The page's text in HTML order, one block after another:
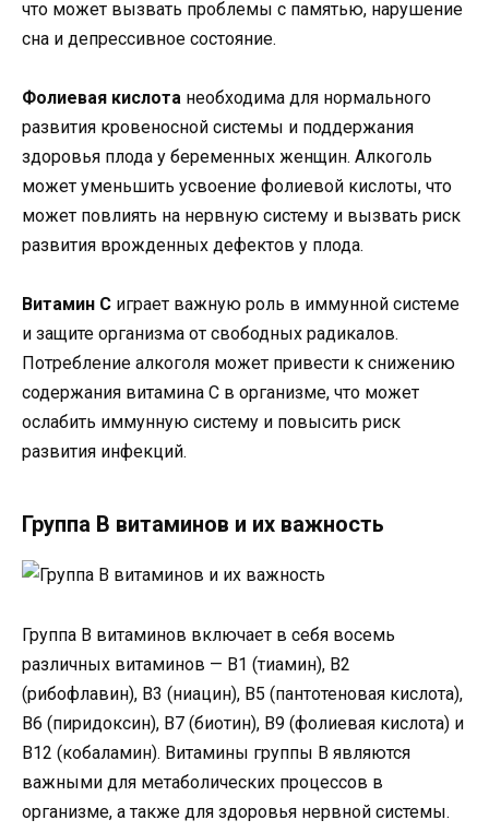
что может вызвать проблемы с памятью, нарушение
сна и депрессивное состояние.
Фолиевая кислота необходима для нормального
развития кровеносной системы и поддержания
здоровья плода у беременных женщин. Алкоголь
может уменьшить усвоение фолиевой кислоты, что
может повлиять на нервную систему и вызвать риск
развития врожденных дефектов у плода.
Витамин С играет важную роль в иммунной системе
и защите организма от свободных радикалов.
Потребление алкоголя может привести к снижению
содержания витамина С в организме, что может
ослабить иммунную систему и повысить риск
развития инфекций.
Группа B витаминов и их важность
Группа B витаминов включает в себя восемь
различных витаминов — B1 (тиамин), B2
(рибофлавин), B3 (ниацин), B5 (пантотеновая кислота),
B6 (пиридоксин), B7 (биотин), B9 (фолиевая кислота) и
B12 (кобаламин). Витамины группы B являются
важными для метаболических процессов в
организме, а также для здоровья нервной системы.